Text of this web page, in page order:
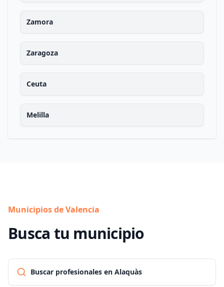
Zamora
Zaragoza
Ceuta
Melilla
Municipios de Valencia
Busca tu municipio
Buscar profesionales en Alaquàs